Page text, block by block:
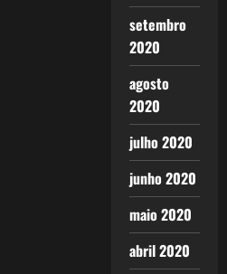
setembro
2020
agosto
2020
julho 2020
junho 2020
maio 2020
abril 2020